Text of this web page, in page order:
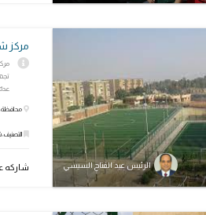
الرئيس عبد الفتاح السيسي
مركز
محافظة: القليوبية
التصنيف: شباب ورياضة
شاركه